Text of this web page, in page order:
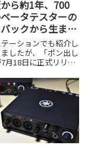
ら約1年、700
ータテスターの
ックから生まれ
ポン出しアプ
てみた
ーションでも紹介し
したが、「ポン出し
月18日に正式リリー
iPad、MacでBGMや
ン出し」ができるア
ョンで、ボタンをタッ
...